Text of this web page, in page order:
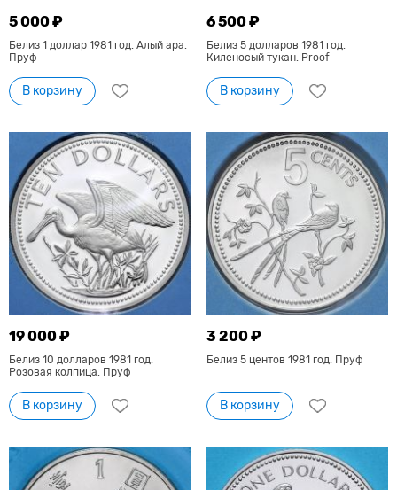
5 000 ₽
Белиз 1 доллар 1981 год. Алый ара.
Пруф
В корзину
6 500 ₽
Белиз 5 долларов 1981 год.
Киленосый тукан. Proof
В корзину
19 000 ₽
Белиз 10 долларов 1981 год.
Розовая колпица. Пруф
В корзину
3 200 ₽
Белиз 5 центов 1981 год. Пруф
В корзину